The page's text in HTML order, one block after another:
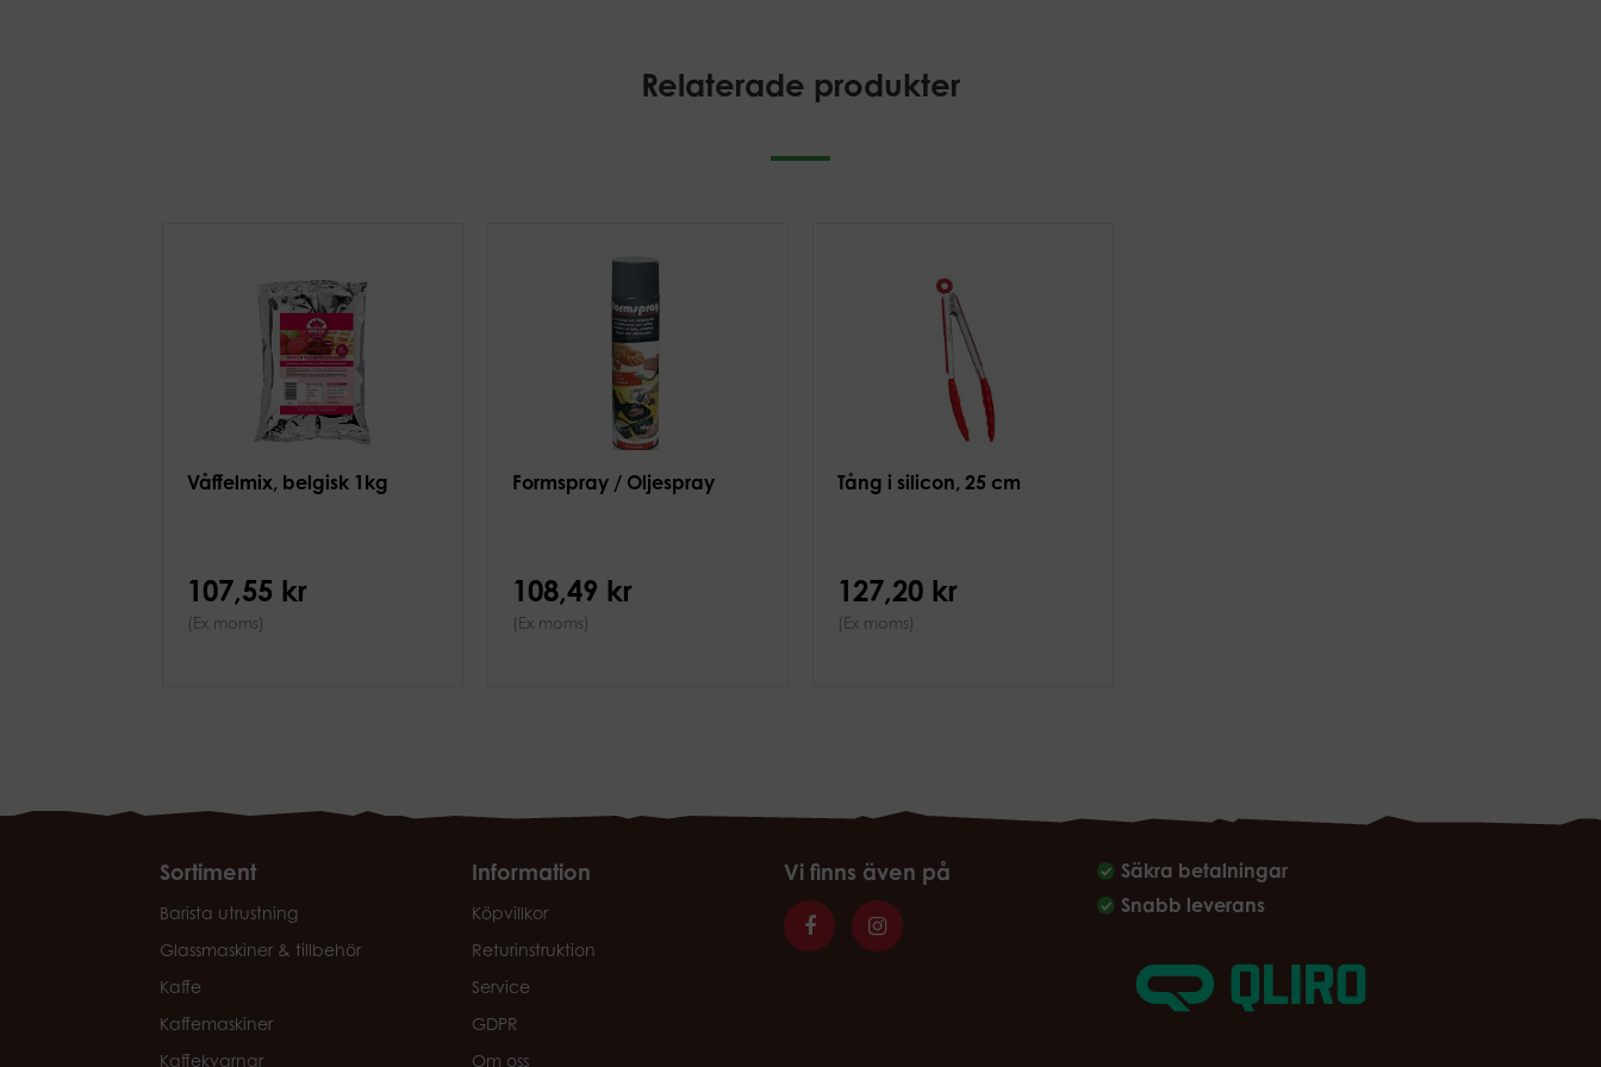
Relaterade produkter
Våffelmix, belgisk 1kg
107,55 kr
(Ex moms)
Formspray / Oljespray
108,49 kr
(Ex moms)
Tång i silicon, 25 cm
127,20 kr
(Ex moms)
Sortiment
Barista utrustning
Glassmaskiner & tillbehör
Kaffe
Kaffemaskiner
Kaffekvarnar
Information
Köpvillkor
Returinstruktion
Service
GDPR
Om oss
Vi finns även på
Säkra betalningar
Snabb leverans